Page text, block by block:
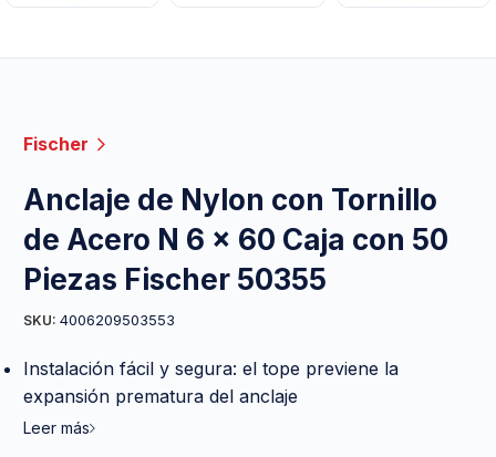
Fischer
Anclaje de Nylon con Tornillo
de Acero N 6 x 60 Caja con 50
Piezas Fischer 50355
SKU: 4006209503553
Instalación fácil y segura: el tope previene la
expansión prematura del anclaje
Leer más